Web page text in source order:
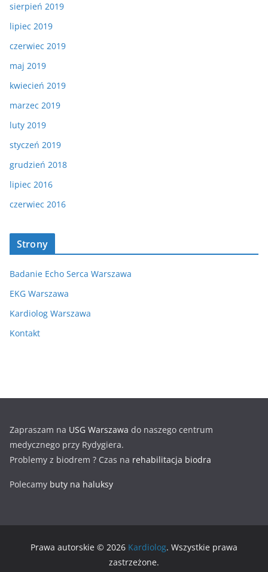
sierpień 2019
lipiec 2019
czerwiec 2019
maj 2019
kwiecień 2019
marzec 2019
luty 2019
styczeń 2019
grudzień 2018
lipiec 2016
czerwiec 2016
Strony
Badanie Echo Serca Warszawa
EKG Warszawa
Kardiolog Warszawa
Kontakt
Zapraszam na USG Warszawa do naszego centrum
medycznego przy Rydygiera.
Problemy z biodrem ? Czas na rehabilitacja biodra
Polecamy buty na haluksy
Prawa autorskie © 2026 Kardiolog. Wszystkie prawa
zastrzeżone.